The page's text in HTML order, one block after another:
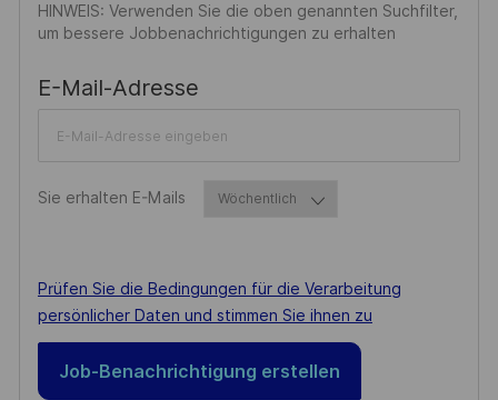
HINWEIS: Verwenden Sie die oben genannten Suchfilter,
um bessere Jobbenachrichtigungen zu erhalten
E-Mail-AdresseRequired
Sie erhalten E-MailsRequired
Required
Prüfen Sie die Bedingungen für die Verarbeitung
persönlicher Daten und stimmen Sie ihnen zu
Job-Benachrichtigung erstellen